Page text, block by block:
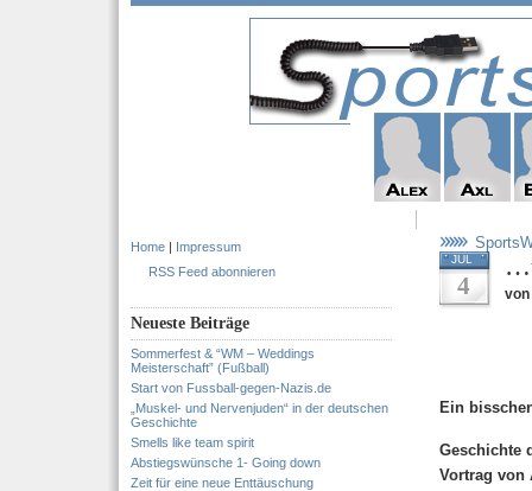
Home | Impressum
RSS Feed abonnieren
Neueste Beiträge
Sommerfest & “WM – Weddings
Meisterschaft” (Fußball)
Start von Fussball-gegen-Nazis.de
„Muskel- und Nervenjuden“ in der deutschen
Geschichte
Smells like team spirit
Abstiegswünsche 1- Going down
Zeit für eine neue Enttäuschung
JUL
4
Ein
Geschichte
Vortrag von